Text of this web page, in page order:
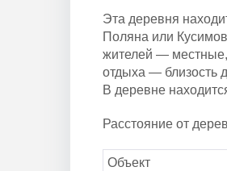
Эта деревня
Поляна или
жителей — местные,
отдыха — близость
В деревне
Расстояние от
Объект